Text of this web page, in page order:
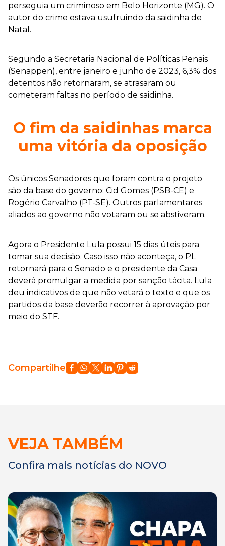
perseguia um criminoso em Belo Horizonte (MG). O
autor do crime estava usufruindo da saidinha de
Natal.
Segundo a Secretaria Nacional de Políticas Penais
(Senappen), entre janeiro e junho de 2023, 6,3% dos
detentos não retornaram, se atrasaram ou
cometeram faltas no período de saidinha.
O fim da saidinhas marca
uma vitória da oposição
Os únicos Senadores que foram contra o projeto
são da base do governo: Cid Gomes (PSB-CE) e
Rogério Carvalho (PT-SE). Outros parlamentares
aliados ao governo não votaram ou se abstiveram.
Agora o Presidente Lula possui 15 dias úteis para
tomar sua decisão. Caso isso não aconteça, o PL
retornará para o Senado e o presidente da Casa
deverá promulgar a medida por sanção tácita. Lula
deu indicativos de que não vetará o texto e que os
partidos da base deverão recorrer à aprovação por
meio do STF.
Compartilhe
VEJA TAMBÉM
Confira mais notícias do NOVO